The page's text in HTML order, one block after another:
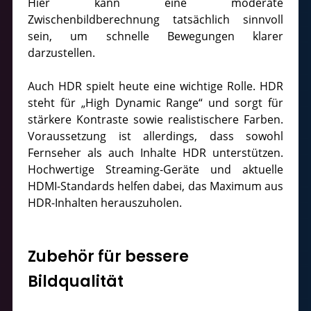
Zwischenbildberechnung tatsächlich sinnvoll
sein, um schnelle Bewegungen klarer
darzustellen.
Auch HDR spielt heute eine wichtige Rolle. HDR
steht für „High Dynamic Range“ und sorgt für
stärkere Kontraste sowie realistischere Farben.
Voraussetzung ist allerdings, dass sowohl
Fernseher als auch Inhalte HDR unterstützen.
Hochwertige Streaming-Geräte und aktuelle
HDMI-Standards helfen dabei, das Maximum aus
HDR-Inhalten herauszuholen.
Zubehör für bessere
Bildqualität